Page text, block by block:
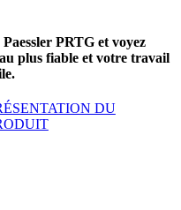
PRTG et voyez
plus fiable et votre travail
DU